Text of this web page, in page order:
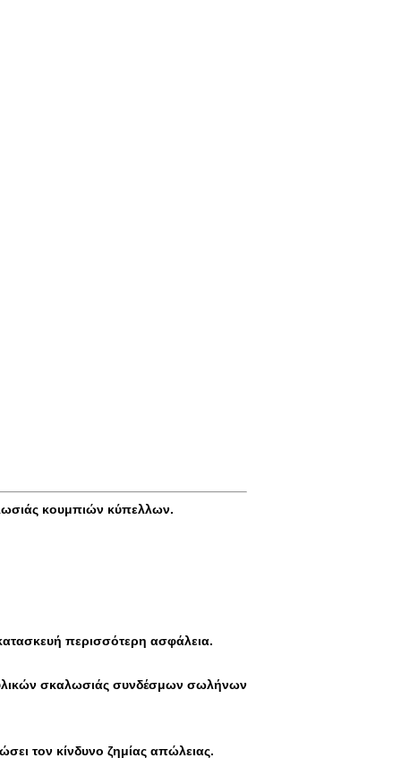
κουμπιών κύπελλων.
περισσότερη ασφάλεια.
σκαλωσιάς συνδέσμων σωλήνων
τον κίνδυνο ζημίας απώλειας.